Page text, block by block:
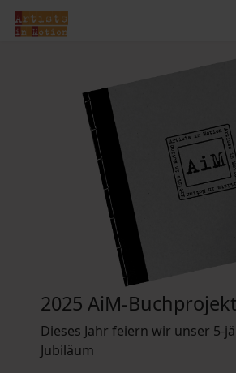
2025 AiM-Buchprojekt
Dieses Jahr feiern wir unser 5-
Jubiläum